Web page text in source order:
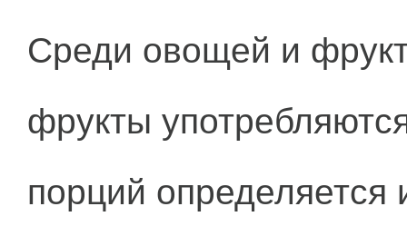
Среди овощей и
фрукты
порций определяется